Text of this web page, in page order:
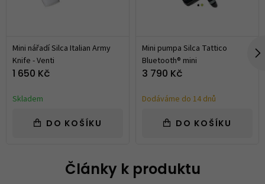
Mini nářadí Silca Italian Army
Knife - Venti
1 650 Kč
Skladem
DO KOŠÍKU
Mini pumpa Silca Tattico
Bluetooth® mini
3 790 Kč
Dodáváme do 14 dnů
DO KOŠÍKU
Články k produktu